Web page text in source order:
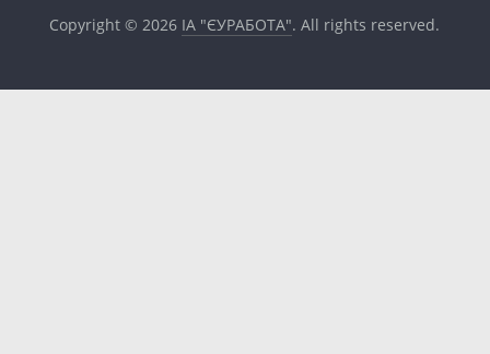
Copyright © 2026 ІА "ЄУРАБОТА". All rights reserved.